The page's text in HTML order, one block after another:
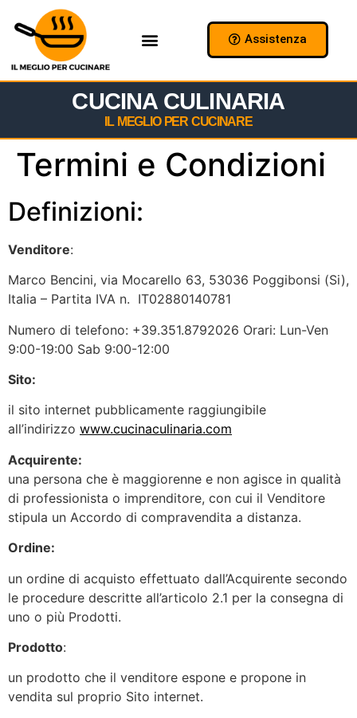
Assistenza
CUCINA CULINARIA
IL MEGLIO PER CUCINARE
Termini e Condizioni
Definizioni:
Venditore:
Marco Bencini, via Mocarello 63, 53036 Poggibonsi (Si),
Italia – Partita IVA n. IT02880140781
Numero di telefono: +39.351.8792026 Orari: Lun-Ven
9:00-19:00 Sab 9:00-12:00
Sito:
il sito internet pubblicamente raggiungibile
all’indirizzo www.cucinaculinaria.com
Acquirente:
una persona che è maggiorenne e non agisce in qualità
di professionista o imprenditore, con cui il Venditore
stipula un Accordo di compravendita a distanza.
Ordine:
un ordine di acquisto effettuato dall’Acquirente secondo
le procedure descritte all’articolo 2.1 per la consegna di
uno o più Prodotti.
Prodotto:
un prodotto che il venditore espone e propone in
vendita sul proprio Sito internet.